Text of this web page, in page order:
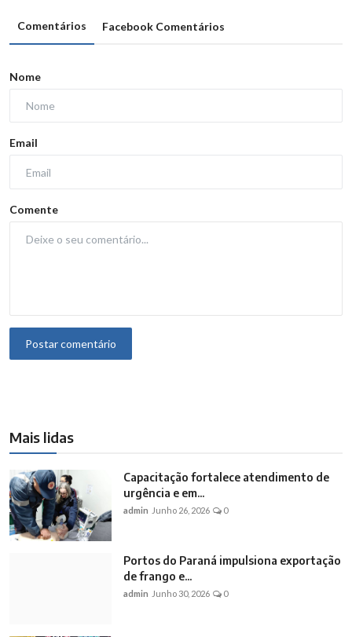
Comentários Facebook Comentários
Nome
Email
Comente
Postar comentário
Mais lidas
Capacitação fortalece atendimento de
urgência e em...
admin Junho 26, 2026 0
Portos do Paraná impulsiona exportação
de frango e...
admin Junho 30, 2026 0